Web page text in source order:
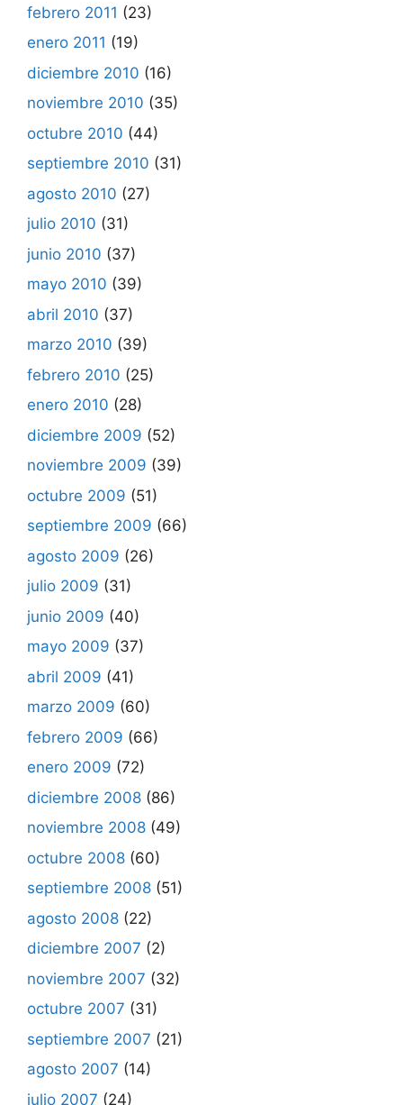
febrero 2011 (23)
enero 2011 (19)
diciembre 2010 (16)
noviembre 2010 (35)
octubre 2010 (44)
septiembre 2010 (31)
agosto 2010 (27)
julio 2010 (31)
junio 2010 (37)
mayo 2010 (39)
abril 2010 (37)
marzo 2010 (39)
febrero 2010 (25)
enero 2010 (28)
diciembre 2009 (52)
noviembre 2009 (39)
octubre 2009 (51)
septiembre 2009 (66)
agosto 2009 (26)
julio 2009 (31)
junio 2009 (40)
mayo 2009 (37)
abril 2009 (41)
marzo 2009 (60)
febrero 2009 (66)
enero 2009 (72)
diciembre 2008 (86)
noviembre 2008 (49)
octubre 2008 (60)
septiembre 2008 (51)
agosto 2008 (22)
diciembre 2007 (2)
noviembre 2007 (32)
octubre 2007 (31)
septiembre 2007 (21)
agosto 2007 (14)
julio 2007 (24)